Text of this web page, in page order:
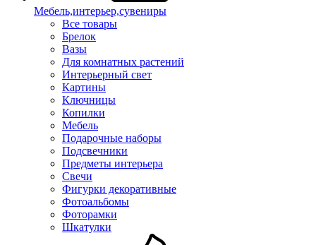
Мебель,интерьер,сувениры
Все товары
Брелок
Вазы
Для комнатных растений
Интерьерный свет
Картины
Ключницы
Копилки
Мебель
Подарочные наборы
Подсвечники
Предметы интерьера
Свечи
Фигурки декоративные
Фотоальбомы
Фоторамки
Шкатулки